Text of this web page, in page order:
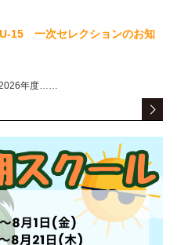
15 一次セレクションのお知
年度……